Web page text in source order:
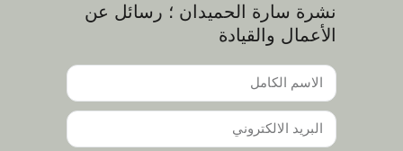
نشرة سارة الحميدان ؛ رسائل عن
الأعمال والقيادة